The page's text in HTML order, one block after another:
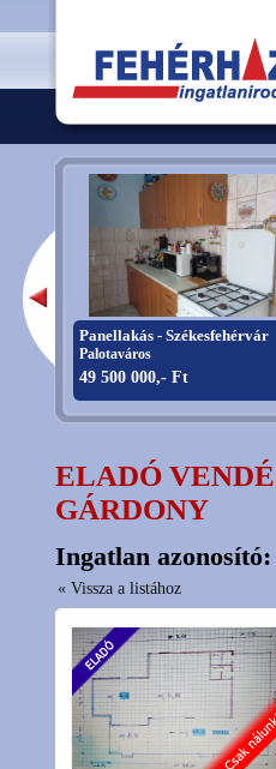
Panellakás - Székesfehérvár
Palotaváros
49 500 000,- Ft
ELADÓ
GÁRDONY
Ingatlan
« Vissza a listához